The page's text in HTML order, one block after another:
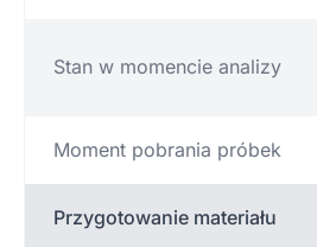
Stan w momencie analizy
Moment pobrania próbek
Przygotowanie materiału